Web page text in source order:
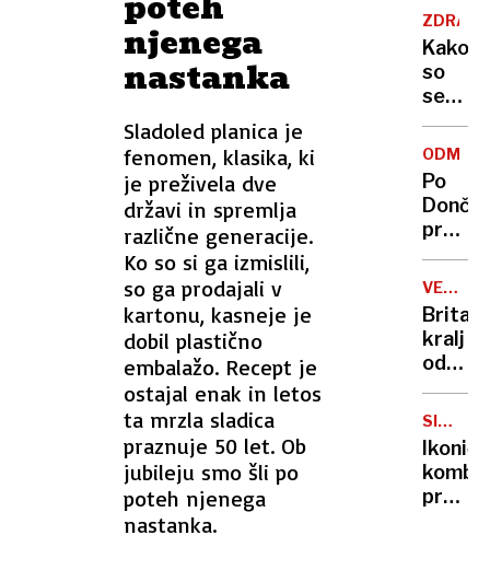
njenega
nastanka
Sladoled planica je
fenomen, klasika, ki
je preživela dve
državi in spremlja
različne generacije.
Ko so si ga izmislili,
so ga prodajali v
kartonu, kasneje je
dobil plastično
embalažo. Recept je
ostajal enak in letos
ta mrzla sladica
praznuje 50 let. Ob
jubileju smo šli po
poteh njenega
nastanka.
voda
Kako
so
se
cilji
vlade
Po
Karma
je
psica,
Nico
pa
njen
sin
VELIKA
kralj
zaradi
raka
SIMBOL
kombi